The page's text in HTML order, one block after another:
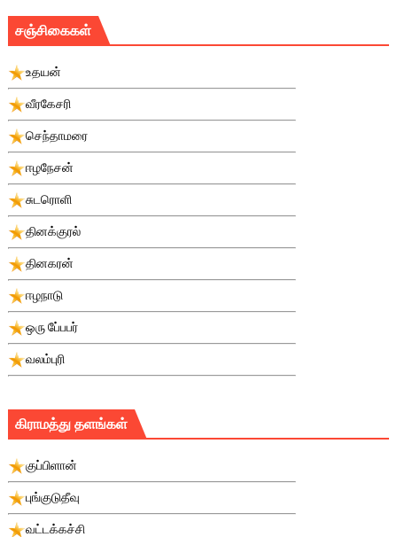
சஞ்சிகைகள்
உதயன்
வீரகேசரி
செந்தாமரை
ஈழநேசன்
சுடரொளி
தினக்குரல்
தினகரன்
ஈழநாடு
ஒரு பே்பபர்
வலம்புரி
கிராமத்து தளங்கள்
குப்பிளான்
புங்குடுதீவு
வட்டக்கச்சி